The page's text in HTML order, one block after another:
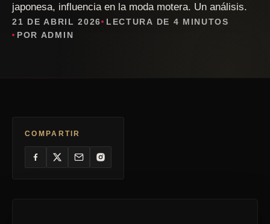
japonesa, influencia en la moda motera. Un análisis.
21 DE ABRIL 2026 LECTURA DE 4 MINUTOS
POR ADMIN
COMPARTIR